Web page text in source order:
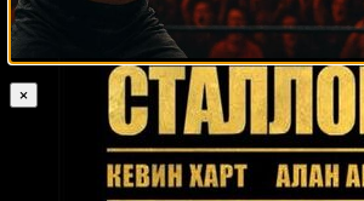
×